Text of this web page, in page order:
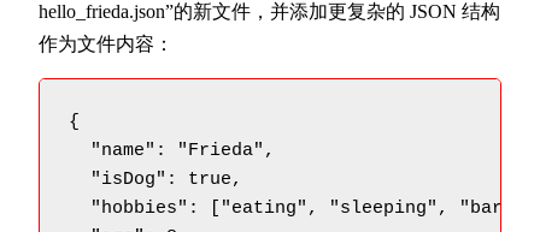
hello_frieda.json”的新文件，并添加更复杂的 JSON 结构
作为文件内容：
{
  "name": "Frieda",
  "isDog": true,
"hobbies": ["eating", "sleeping",